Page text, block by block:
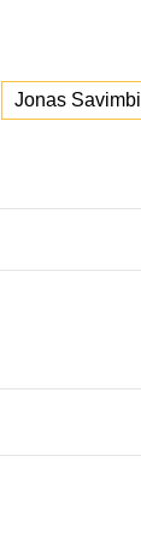
Jonas Savimbi